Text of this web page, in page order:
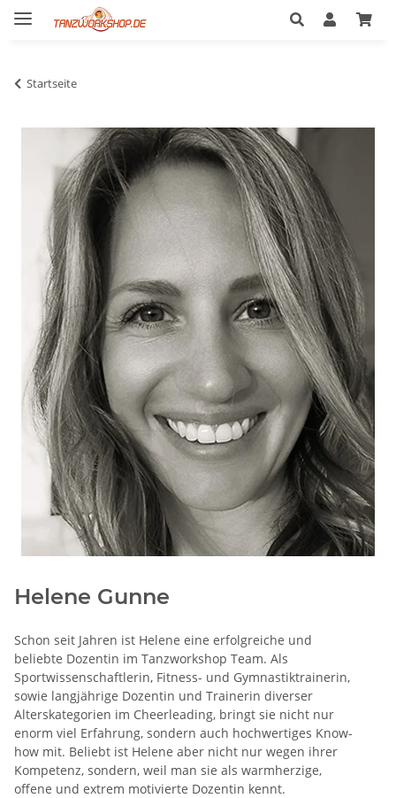
Startseite
Helene Gunne
Schon seit Jahren ist Helene eine erfolgreiche und
beliebte Dozentin im Tanzworkshop Team. Als
Sportwissenschaftlerin, Fitness- und Gymnastiktrainerin,
sowie langjährige Dozentin und Trainerin diverser
Alterskategorien im Cheerleading, bringt sie nicht nur
enorm viel Erfahrung, sondern auch hochwertiges Know-
how mit. Beliebt ist Helene aber nicht nur wegen ihrer
Kompetenz, sondern, weil man sie als warmherzige,
offene und extrem motivierte Dozentin kennt.